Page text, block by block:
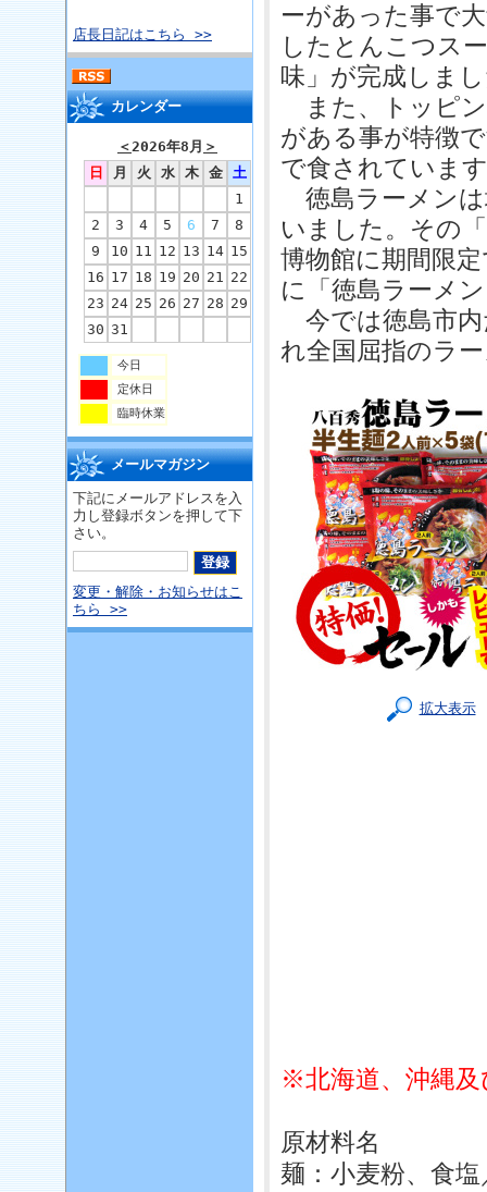
店長日記はこちら >>
カレンダー
＜2026年8月 ＞
日
月 火 水 木 金
土
1
2
3 4 5 6 7
8
9
10 11 12 13 14 15
16 17 18 19 20 21 22
23 24 25 26 27 28 29
30 31
今日
定休日
臨時休業
メールマガジン
下記にメールアドレスを入
力し登録ボタンを押して下
さい。
変更・解除・お知らせはこ
ちら >>
ーがあった事で
したとんこつス
味」が完成しま
また、トッピン
がある事が特徴
で食されていま
徳島ラーメンは
いました。その
博物館に期間限
に「徳島ラーメ
今では徳島市内
れ全国屈指のラ
拡大表示
※北海道、沖縄及
原材料名
麺：小麦粉、食